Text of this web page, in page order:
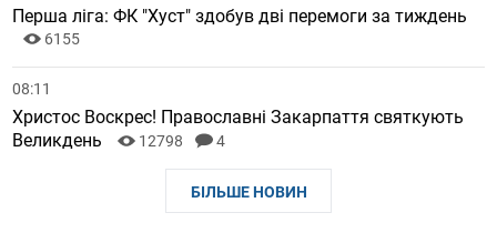
Перша ліга: ФК "Хуст" здобув дві перемоги за тиждень
6155
08:11
Христос Воскрес! Православні Закарпаття святкують
Великдень
12798 4
БІЛЬШЕ НОВИН